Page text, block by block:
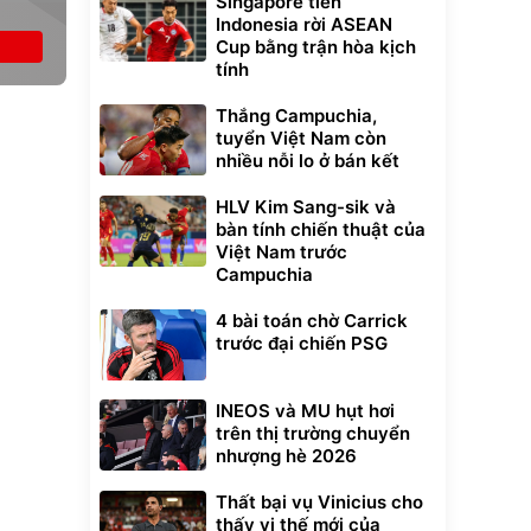
Indonesia rời ASEAN
Cup bằng trận hòa kịch
tính
Thắng Campuchia,
tuyển Việt Nam còn
nhiều nỗi lo ở bán kết
HLV Kim Sang-sik và
bàn tính chiến thuật của
Việt Nam trước
Campuchia
4 bài toán chờ Carrick
trước đại chiến PSG
INEOS và MU hụt hơi
trên thị trường chuyển
nhượng hè 2026
Thất bại vụ Vinicius cho
thấy vị thế mới của